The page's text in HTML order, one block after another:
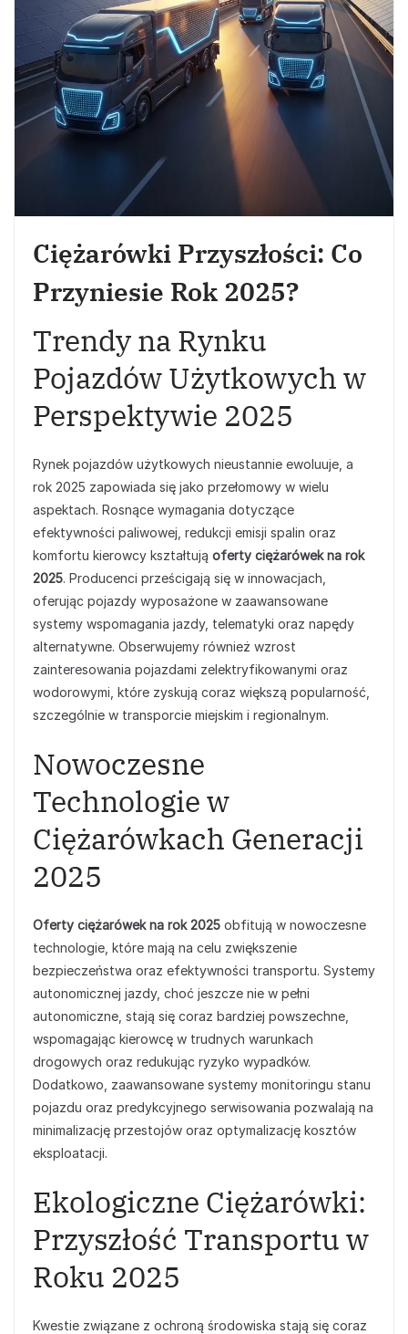
Ciężarówki Przyszłości: Co
Przyniesie Rok 2025?
Trendy na Rynku
Pojazdów Użytkowych w
Perspektywie 2025
Rynek pojazdów użytkowych nieustannie ewoluuje, a
rok 2025 zapowiada się jako przełomowy w wielu
aspektach. Rosnące wymagania dotyczące
efektywności paliwowej, redukcji emisji spalin oraz
komfortu kierowcy kształtują oferty ciężarówek na rok
2025. Producenci prześcigają się w innowacjach,
oferując pojazdy wyposażone w zaawansowane
systemy wspomagania jazdy, telematyki oraz napędy
alternatywne. Obserwujemy również wzrost
zainteresowania pojazdami zelektryfikowanymi oraz
wodorowymi, które zyskują coraz większą popularność,
szczególnie w transporcie miejskim i regionalnym.
Nowoczesne
Technologie w
Ciężarówkach Generacji
2025
Oferty ciężarówek na rok 2025 obfitują w nowoczesne
technologie, które mają na celu zwiększenie
bezpieczeństwa oraz efektywności transportu. Systemy
autonomicznej jazdy, choć jeszcze nie w pełni
autonomiczne, stają się coraz bardziej powszechne,
wspomagając kierowcę w trudnych warunkach
drogowych oraz redukując ryzyko wypadków.
Dodatkowo, zaawansowane systemy monitoringu stanu
pojazdu oraz predykcyjnego serwisowania pozwalają na
minimalizację przestojów oraz optymalizację kosztów
eksploatacji.
Ekologiczne Ciężarówki:
Przyszłość Transportu w
Roku 2025
Kwestie związane z ochroną środowiska stają się coraz